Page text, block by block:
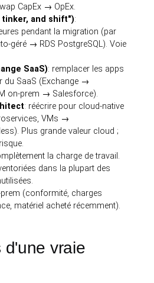
CapEx → OpEx.
and shift"):
pendant la migration (par
géré → RDS PostgreSQL). Voie
SaaS): remplacer les apps
du SaaS (Exchange →
on-prem → Salesforce).
: réécrire pour cloud-native
VMs →
Plus grande valeur cloud ;
la charge de travail.
dans la plupart des
(conformité, charges
matériel acheté récemment).
d'une vraie